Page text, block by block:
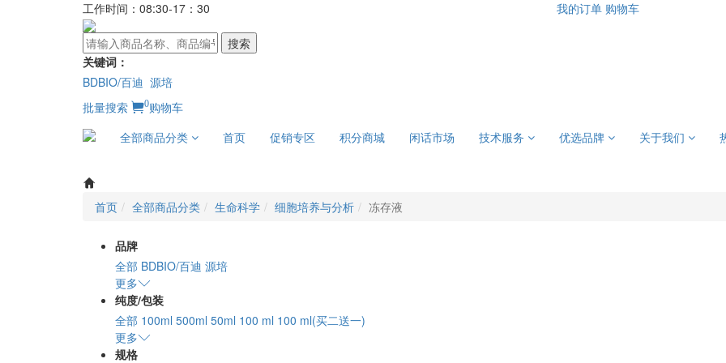
工作时间：08:30-17：30 我的订单 购物车
搜索
关键词：
BDBIO/百迪 源培
批量搜索
0购物车
全部商品分类
首页 促销专区 积分商城 闲话市场 技术服务 优选品牌 关于我们
首页 全部商品分类 生命科学 细胞培养与分析 冻存液
品牌
全部 BDBIO/百迪 源培
更多
纯度/包装
全部 100ml 500ml 50ml 100 ml 100 ml(买二送一)
更多
规格